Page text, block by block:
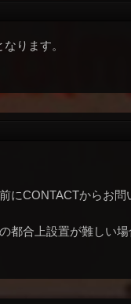
ります。
にCONTACTからお問
都合上設置が難しい場